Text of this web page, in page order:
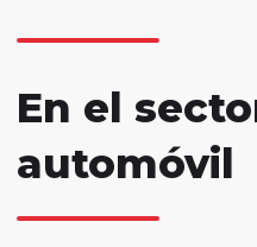
En el
automóvil